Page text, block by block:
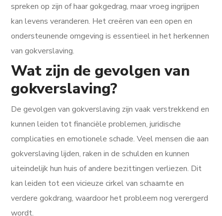
spreken op zijn of haar gokgedrag, maar vroeg ingrijpen
kan levens veranderen. Het creëren van een open en
ondersteunende omgeving is essentieel in het herkennen
van gokverslaving.
Wat zijn de gevolgen van
gokverslaving?
De gevolgen van gokverslaving zijn vaak verstrekkend en
kunnen leiden tot financiële problemen, juridische
complicaties en emotionele schade. Veel mensen die aan
gokverslaving lijden, raken in de schulden en kunnen
uiteindelijk hun huis of andere bezittingen verliezen. Dit
kan leiden tot een vicieuze cirkel van schaamte en
verdere gokdrang, waardoor het probleem nog verergerd
wordt.